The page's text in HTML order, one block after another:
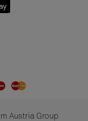
Austria Group